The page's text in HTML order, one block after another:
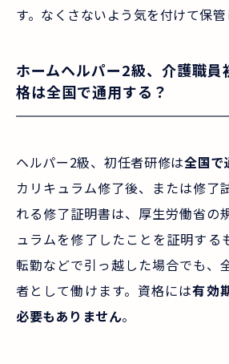
す。なくさないよう気を付けて保管
ホームヘルパー2級、介護職員
格は全国で通用する？
ヘルパー2級、初任者研修は全国で
カリキュラム修了後、または修了
れる修了証明書は、厚生労働省の
ュラムを修了したことを証明する
転勤などで引っ越した場合でも、
者として働けます。資格には有効
必要もありません。